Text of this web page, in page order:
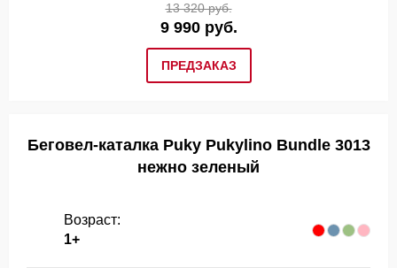
ПРЕДЗАКАЗ
13 320 руб.
9 990 руб.
Беговел-каталка Puky Pukylino Bundle 3013
нежно зеленый
Возраст:
1+